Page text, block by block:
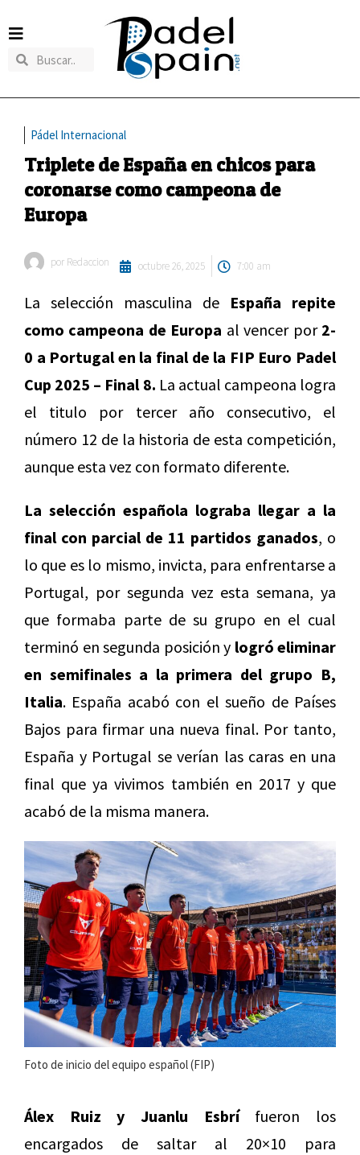
Pádel Internacional
Triplete de España en chicos para
coronarse como campeona de
Europa
por Redaccion octubre 26, 2025 7:00 am
La selección masculina de España repite
como campeona de Europa al vencer por 2-
0 a Portugal en la final de la FIP Euro Padel
Cup 2025 – Final 8. La actual campeona logra
el titulo por tercer año consecutivo, el
número 12 de la historia de esta competición,
aunque esta vez con formato diferente.
La selección española lograba llegar a la
final con parcial de 11 partidos ganados, o
lo que es lo mismo, invicta, para enfrentarse a
Portugal, por segunda vez esta semana, ya
que formaba parte de su grupo en el cual
terminó en segunda posición y logró eliminar
en semifinales a la primera del grupo B,
Italia. España acabó con el sueño de Países
Bajos para firmar una nueva final. Por tanto,
España y Portugal se verían las caras en una
final que ya vivimos también en 2017 y que
acabó de la misma manera.
Foto de inicio del equipo español (FIP)
Álex Ruiz y Juanlu Esbrí fueron los
encargados de saltar al 20×10 para